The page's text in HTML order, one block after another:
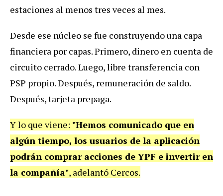
estaciones al menos tres veces al mes.
Desde ese núcleo se fue construyendo una capa
financiera por capas. Primero, dinero en cuenta de
circuito cerrado. Luego, libre transferencia con
PSP propio. Después, remuneración de saldo.
Después, tarjeta prepaga.
Y lo que viene: "Hemos comunicado que en
algún tiempo, los usuarios de la aplicación
podrán comprar acciones de YPF e invertir en
la compañía", adelantó Cercos.